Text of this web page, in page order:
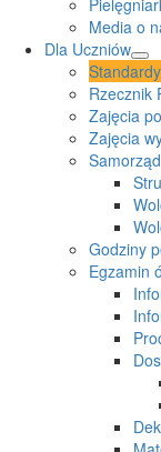
Media o
Dla Uczniów
Rzecznik
Zajęcia
Zajęcia
Godziny
Egzamin